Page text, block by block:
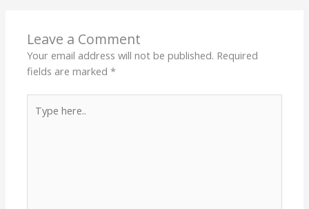
Leave a Comment
Your email address will not be published. Required
fields are marked*
here..